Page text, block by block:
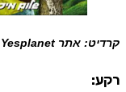
קרדיט: אתר Yesplanet
רקע: